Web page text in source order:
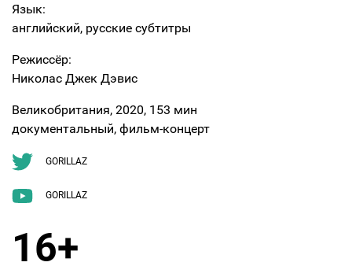
Язык:
английский, русские субтитры
Режиссёр:
Николас Джек Дэвис
Великобритания, 2020, 153 мин
документальный, фильм-концерт
GORILLAZ
GORILLAZ
16+